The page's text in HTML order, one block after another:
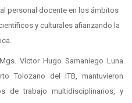
personal docente en los ámbitos
y culturales afianzando la
Víctor Hugo Samaniego Luna
Tolozano del ITB, mantuvieron
de trabajo multidisciplinarios, y